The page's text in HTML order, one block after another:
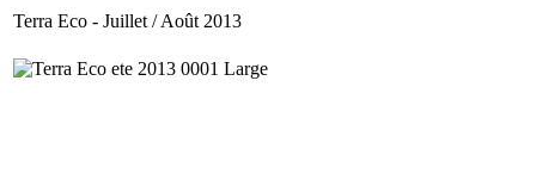
Terra Eco - Juillet / Août 2013